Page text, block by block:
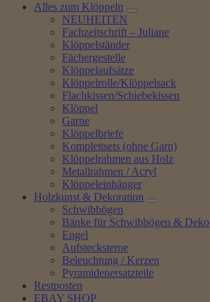
Alles zum Klöppeln
NEUHEITEN
Fachzeitschrift – Juliane
Klöppelständer
Fächergestelle
Klöppelaufsätze
Klöppelrolle/Klöppelsack
Flachkissen/Schiebekissen
Klöppel
Garne
Klöppelbriefe
Komplettsets (ohne Garn)
Klöppelrahmen aus Holz
Metallrahmen / Acryl
Klöppeleinhänger
Holzkunst & Dekoration
Schwibbögen
Bänke für Schwibbögen & Deko
Engel
Aufstecksterne
Beleuchtung / Kerzen
Pyramidenersatzteile
Restposten
EBAY SHOP